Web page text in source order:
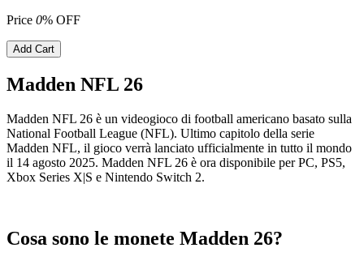
Price 0% OFF
Add Cart
Madden NFL 26
Madden NFL 26 è un videogioco di football americano basato sulla
National Football League (NFL). Ultimo capitolo della serie
Madden NFL, il gioco verrà lanciato ufficialmente in tutto il mondo
il 14 agosto 2025. Madden NFL 26 è ora disponibile per PC, PS5,
Xbox Series X|S e Nintendo Switch 2.
Cosa sono le monete Madden 26?